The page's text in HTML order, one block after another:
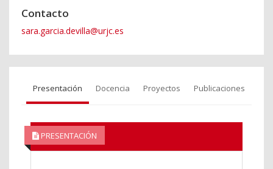
Contacto
sara.garcia.devilla@urjc.es
Presentación Docencia Proyectos Publicaciones
PRESENTACIÓN